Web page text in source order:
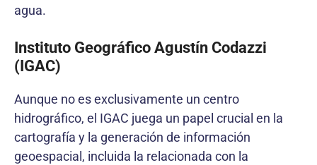
agua.
Instituto Geográfico Agustín Codazzi
(IGAC)
Aunque no es exclusivamente un centro
hidrográfico, el IGAC juega un papel crucial en la
cartografía y la generación de información
geoespacial, incluida la relacionada con la